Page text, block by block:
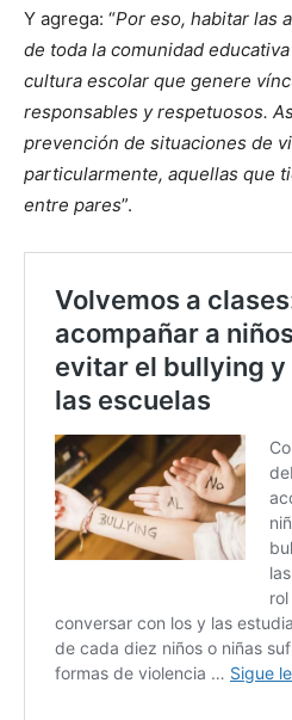
Y agrega: “Por eso, habitar las
de toda la comunidad
cultura escolar que genere
responsables y respetuosos.
prevención de situaciones de
particularmente, aquellas que
entre pares”.